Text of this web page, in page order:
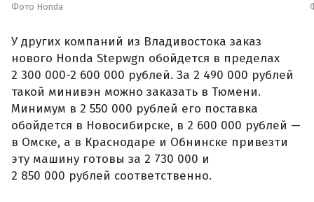
Фото Honda
У других компаний из Владивостока заказ
нового Honda Stepwgn обойдется в пределах
2 300 000-2 600 000 рублей. За 2 490 000 рублей
такой минивэн можно заказать в Тюмени.
Минимум в 2 550 000 рублей его поставка
обойдется в Новосибирске, в 2 600 000 рублей —
в Омске, а в Краснодаре и Обнинске привезти
эту машину готовы за 2 730 000 и
2 850 000 рублей соответственно.